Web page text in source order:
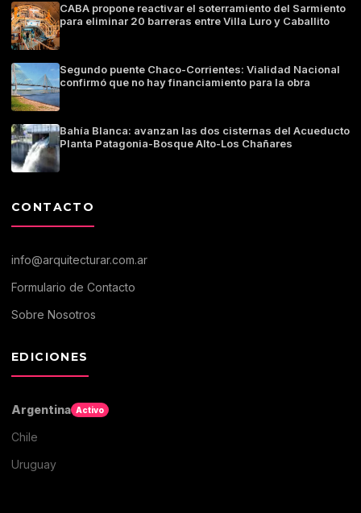
CABA propone reactivar el soterramiento del Sarmiento
para eliminar 20 barreras entre Villa Luro y Caballito
Segundo puente Chaco-Corrientes: Vialidad Nacional
confirmó que no hay financiamiento para la obra
Bahía Blanca: avanzan las dos cisternas del Acueducto
Planta Patagonia-Bosque Alto-Los Chañares
CONTACTO
info@arquitecturar.com.ar
Formulario de Contacto
Sobre Nosotros
EDICIONES
Argentina Activo
Chile
Uruguay